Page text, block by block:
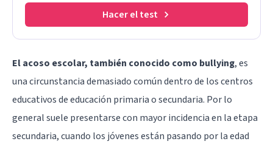
Hacer el test
El acoso escolar, también conocido como bullying, es
una circunstancia demasiado común dentro de los centros
educativos de educación primaria o secundaria. Por lo
general suele presentarse con mayor incidencia en la etapa
secundaria, cuando los jóvenes están pasando por la edad